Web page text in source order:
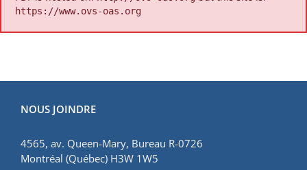
https://www.ovs-oas.org
NOUS JOINDRE
4565, av. Queen-Mary, Bureau R-0726
Montréal (Québec) H3W 1W5